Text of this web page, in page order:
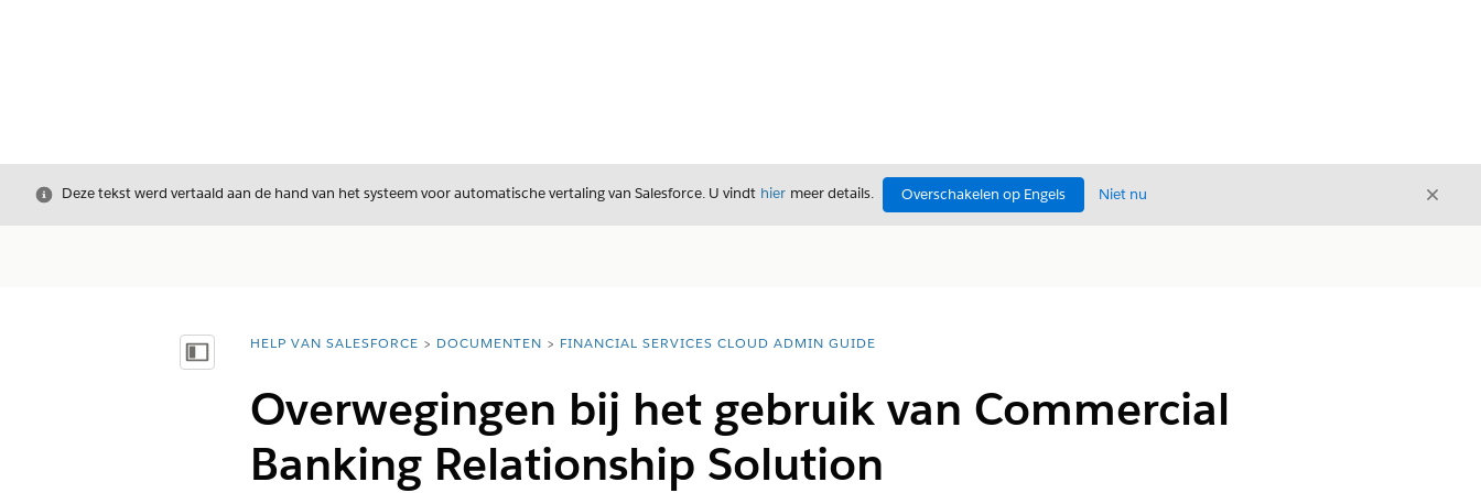
Sluiten
Deze tekst werd vertaald aan de hand van het systeem voor automatische vertaling van Salesforce. U vindt hier meer details. Overschakelen op Engels Niet nu Sluiten
Inhoudsopgave weergeven
U bent hier:
HELP VAN SALESFORCE DOCUMENTEN FINANCIAL SERVICES CLOUD ADMIN GUIDE
Overwegingen bij het gebruik van Commercial
Banking Relationship Solution